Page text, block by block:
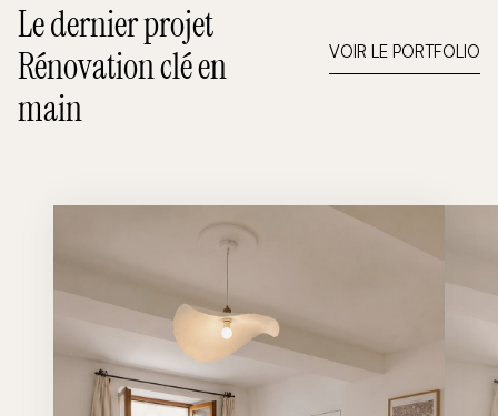
Le dernier projet
Rénovation clé en
main
VOIR LE PORTFOLIO